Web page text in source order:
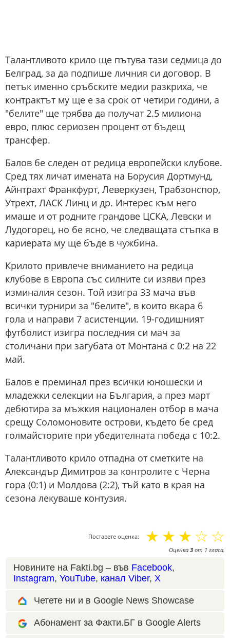
Талантливото крило ще пътува тази седмица до
Белград, за да подпише личния си договор. В
петък именно сръбските медии разкриха, че
контрактът му ще е за срок от четири години, а
"белите" ще трябва да получат 2.5 милиона
евро, плюс сериозен процент от бъдещ
трансфер.
Балов бе следен от редица европейски клубове.
Сред тях личат имената на Борусия Дортмунд,
Айнтрахт Франкфурт, Леверкузен, Трабзонспор,
Утрехт, ЛАСК Линц и др. Интерес към него
имаше и от родните грандове ЦСКА, Левски и
Лудогорец, но бе ясно, че следващата стъпка в
кариерата му ще бъде в чужбина.
Крилото привлече вниманието на редица
клубове в Европа със силните си изяви през
изминалия сезон. Той изигра 33 мача във
всички турнири за "белите", в които вкара 6
гола и направи 7 асистенции. 19-годишният
футболист изигра последния си мач за
столичани при загубата от Монтана с 0:2 на 22
май.
Балов е преминал през всички юношески и
младежки селекции на България, а през март
дебютира за мъжкия национален отбор в мача
срещу Соломоновите острови, където бе сред
голмайсторите при убедителната победа с 10:2.
Талантливото крило отпадна от сметките на
Александър Димитров за контролите с Черна
гора (0:1) и Молдова (2:2), тъй като в края на
сезона лекуваше контузия.
Поставете оценка: ☆
☆
☆
☆
☆
Оценка 3 от 1 гласа.
Новините на Fakti.bg – във Facebook,
Instagram, YouTube, канал Viber, X
Четете ни и в Google News Showcase
Абонамент за Факти.БГ в Google Alerts